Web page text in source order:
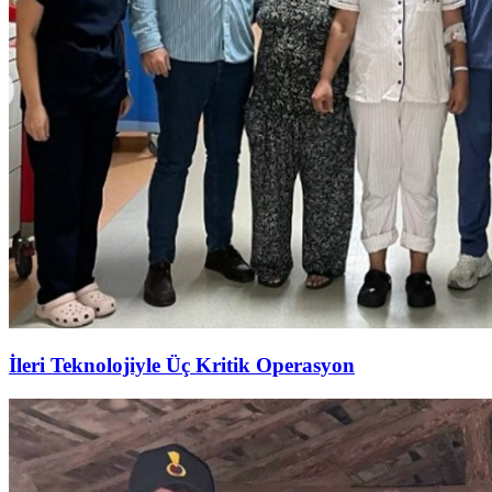
İleri Teknolojiyle Üç Kritik Operasyon